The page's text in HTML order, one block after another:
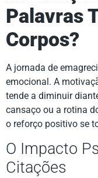
Palavras
Corpos?
A jornada de
emocional. A
tende a diminuir
cansaço ou a rotina
o reforço positivo se
O Impacto
Citações